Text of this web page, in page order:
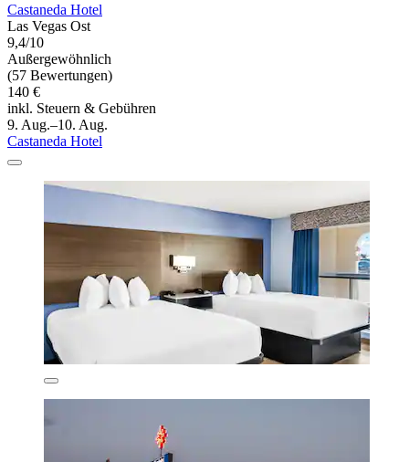
Castaneda Hotel
Las Vegas Ost
9,4/10
Außergewöhnlich
(57 Bewertungen)
140 €
inkl. Steuern & Gebühren
9. Aug.–10. Aug.
Castaneda Hotel